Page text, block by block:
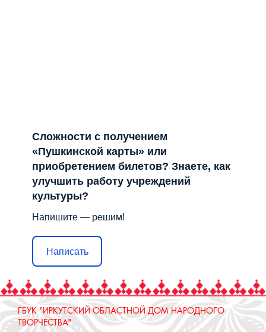
Сложности с получением
«Пушкинской карты» или
приобретением билетов? Знаете, как
улучшить работу учреждений
культуры?
Напишите — решим!
Написать
ГБУК "ИРКУТСКИЙ ОБЛАСТНОЙ ДОМ НАРОДНОГО
ТВОРЧЕСТВА"